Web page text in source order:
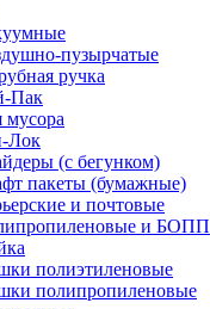
пузырчатые
ручка
Пак
мусора
Лок
(с бегунком)
пакеты (бумажные)
и почтовые
и БОПП
полиэтиленовые
полипропиленовые